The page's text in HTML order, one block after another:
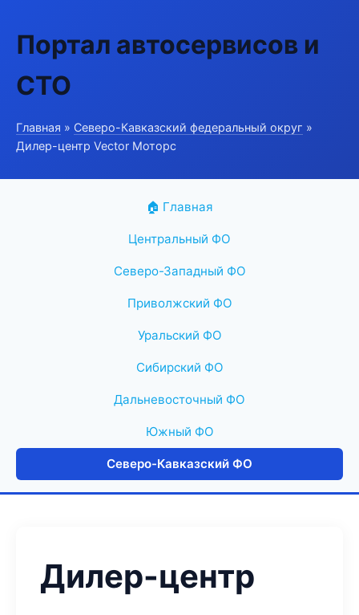
Портал автосервисов и
СТО
Главная » Северо-Кавказский федеральный округ »
Дилер-центр Vector Моторс
🏠 Главная
Центральный ФО
Северо-Западный ФО
Приволжский ФО
Уральский ФО
Сибирский ФО
Дальневосточный ФО
Южный ФО
Северо-Кавказский ФО
Дилер-центр